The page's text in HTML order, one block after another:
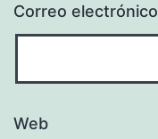
Correo electrónico
Web